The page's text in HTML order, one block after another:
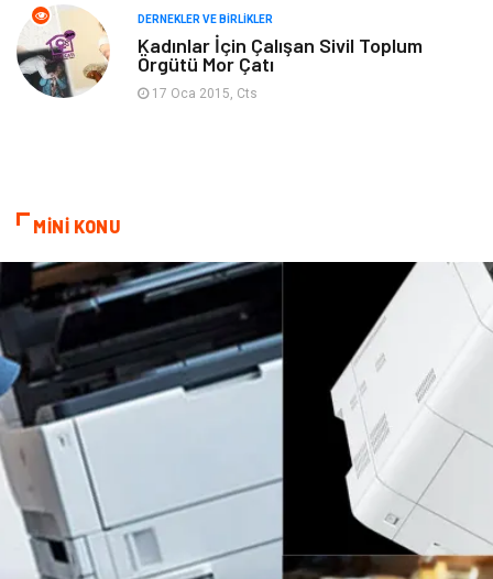
Aksesuar Basın Yayın
Bebek Giyim Nakliyat
Ambalaj
Bitkisel Ürünler
Markalar Tarım & Hayvancılık
Bilişim Dernekler ve Birlikler
İthalat İhracat
DERNEKLER VE BIRLIKLER
Kadınlar İçin Çalışan Sivil Toplum
Örgütü Mor Çatı
17 Oca 2015, Cts
MİNİ KONU